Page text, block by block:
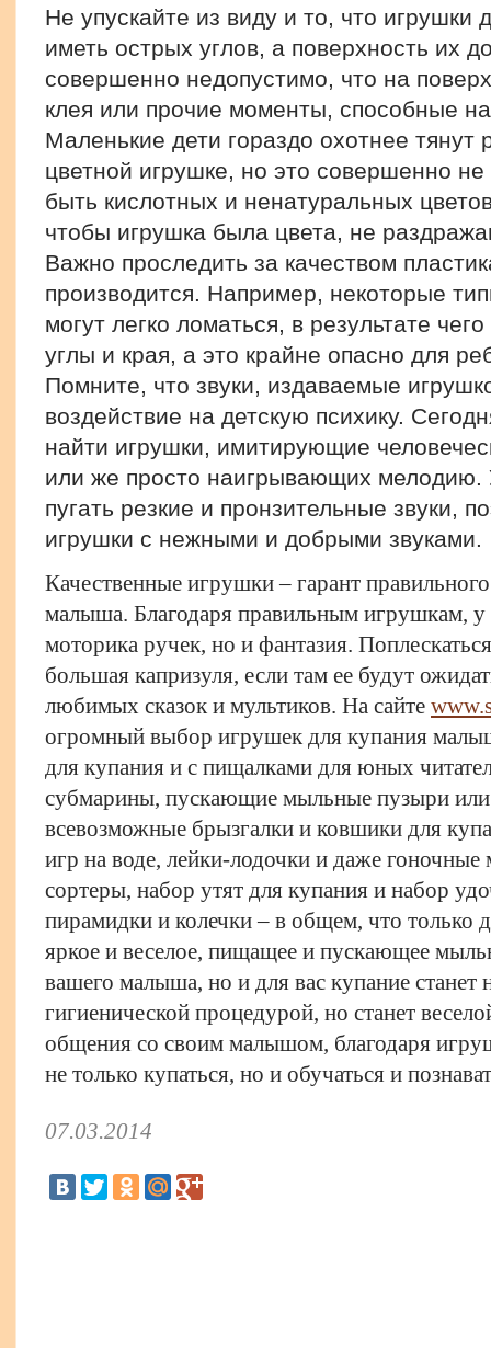
Не упускайте из виду и то, что игрушки
иметь острых углов, а поверхность их
совершенно недопустимо, что на
клея или прочие моменты, способные
Маленькие дети гораздо охотнее тянут
цветной игрушке, но это совершенно
быть кислотных и ненатуральных
чтобы игрушка была цвета, не
Важно проследить за качеством
производится. Например, некоторые
могут легко ломаться, в результате
углы и края, а это крайне опасно для
Помните, что звуки, издаваемые
воздействие на детскую психику.
найти игрушки, имитирующие
или же просто наигрывающих мелодию.
пугать резкие и пронзительные звуки,
игрушки с нежными и добрыми звуками.
Качественные игрушки – гарант
малыша. Благодаря правильным игрушкам, у
моторика ручек, но и фантазия.
большая капризуля, если там ее будут
любимых сказок и мультиков. На сайте
огромный выбор игрушек для купания
для купания и с пищалками для юных
субмарины, пускающие мыльные пузыри
всевозможные брызгалки и ковшики для
игр на воде, лейки-лодочки и даже
сортеры, набор утят для купания и набор
пирамидки и колечки – в общем, что
яркое и веселое, пищащее и пускающее
вашего малыша, но и для вас купание станет
гигиенической процедурой, но станет
общения со своим малышом, благодаря
не только купаться, но и обучаться и
07.03.2014